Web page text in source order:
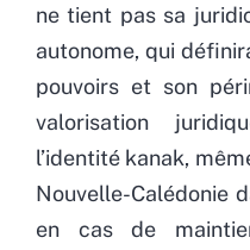
ne tient pas sa
autonome, qui
pouvoirs et son
valorisation
l’identité kanak,
Nouvelle-Calédonie
en cas de